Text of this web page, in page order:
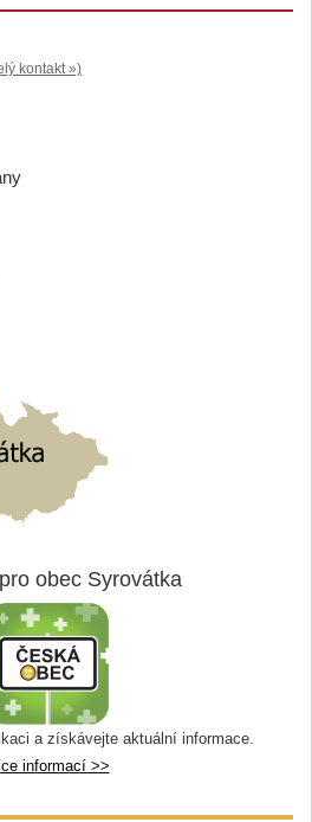
kontakt »)
obec Syrovátka
a získávejte aktuální informace.
informací >>